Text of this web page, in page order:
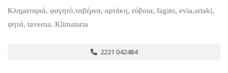
Κληματαριά, φαγητό,ταβέρνα, αρτάκη, εύβοια, fagito, evia,artaki,
ψητά, taverna, Klimataria
2221 042484